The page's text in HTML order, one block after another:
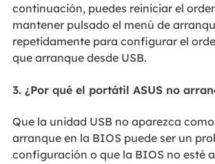
continuación, puedes reiniciar el
mantener pulsado el menú de
repetidamente para configurar el
que arranque desde USB.
3. ¿Por qué el portátil ASUS no
Que la unidad USB no aparezca
arranque en la BIOS puede ser un
configuración o que la BIOS no esté